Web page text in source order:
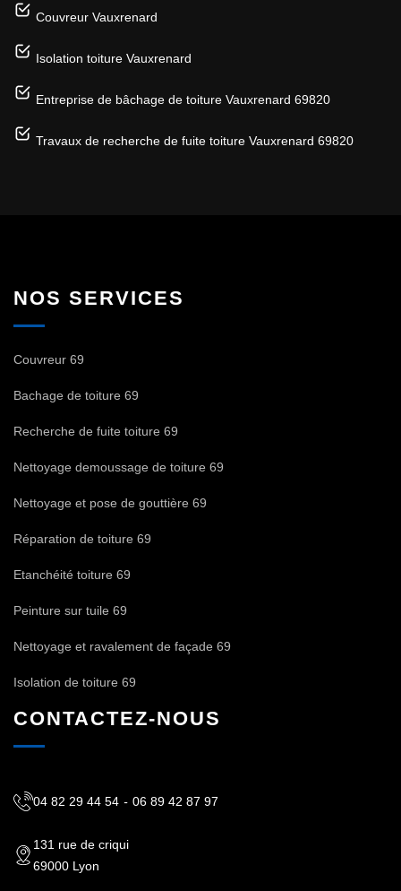
Couvreur Vauxrenard
Isolation toiture Vauxrenard
Entreprise de bâchage de toiture Vauxrenard 69820
Travaux de recherche de fuite toiture Vauxrenard 69820
NOS SERVICES
Couvreur 69
Bachage de toiture 69
Recherche de fuite toiture 69
Nettoyage demoussage de toiture 69
Nettoyage et pose de gouttière 69
Réparation de toiture 69
Etanchéité toiture 69
Peinture sur tuile 69
Nettoyage et ravalement de façade 69
Isolation de toiture 69
CONTACTEZ-NOUS
04 82 29 44 54 - 06 89 42 87 97
131 rue de criqui
69000 Lyon